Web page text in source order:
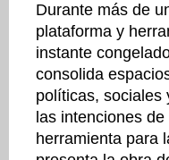
Durante más de
plataforma y
instante
consolida
políticas, sociales
las intenciones
herramienta para